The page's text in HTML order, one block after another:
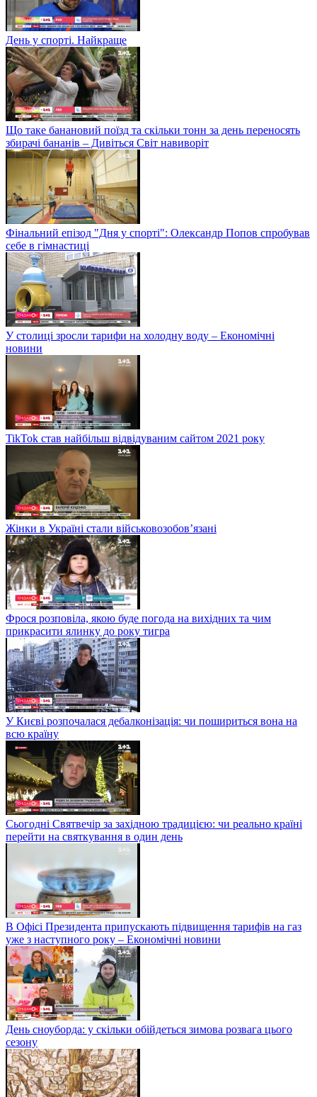
День у спорті. Найкраще
Що таке банановий поїзд та скільки тонн за день переносять
збирачі бананів – Дивіться Світ навиворіт
Фінальний епізод "Дня у спорті": Олександр Попов спробував
себе в гімнастиці
У столиці зросли тарифи на холодну воду – Економічні
новини
TikTok став найбільш відвідуваним сайтом 2021 року
Жінки в Україні стали військовозобов’язані
Фрося розповіла, якою буде погода на вихідних та чим
прикрасити ялинку до року тигра
У Києві розпочалася дебалконізація: чи пошириться вона на
всю країну
Сьогодні Святвечір за західною традицією: чи реально країні
перейти на святкування в один день
В Офісі Президента припускають підвищення тарифів на газ
уже з наступного року – Економічні новини
День сноуборда: у скільки обійдеться зимова розвага цього
сезону